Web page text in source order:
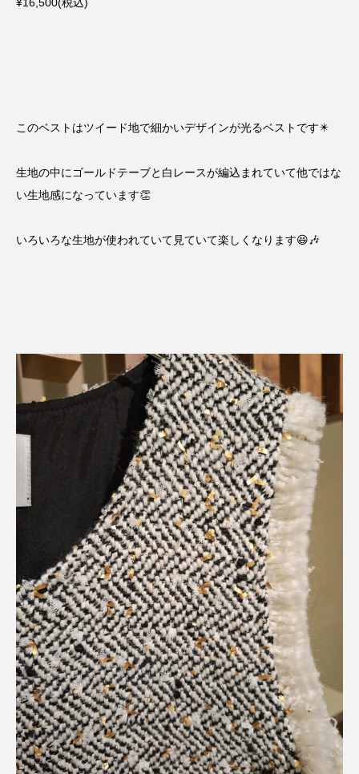
¥16,500(税込)
このベストはツイード地で細かいデザインが光るベストです✴️
生地の中にゴールドテーブと白レースが編込まれていて他ではな
い生地感になっています👏
いろいろな生地が使われていて見ていて楽しくなります😆🎶